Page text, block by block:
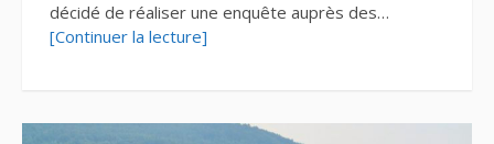
décidé de réaliser une enquête auprès des…
[Continuer la lecture]